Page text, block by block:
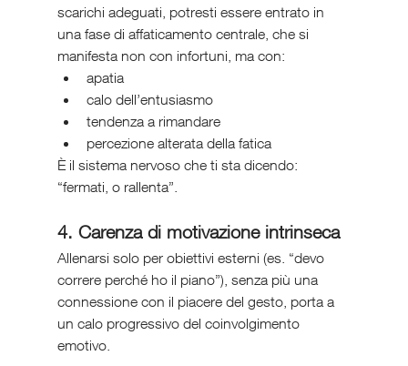
scarichi adeguati, potresti essere entrato in
una fase di affaticamento centrale, che si
manifesta non con infortuni, ma con:
apatia
calo dell’entusiasmo
tendenza a rimandare
percezione alterata della fatica
È il sistema nervoso che ti sta dicendo:
“fermati, o rallenta”.
4. Carenza di motivazione intrinseca
Allenarsi solo per obiettivi esterni (es. “devo
correre perché ho il piano”), senza più una
connessione con il piacere del gesto, porta a
un calo progressivo del coinvolgimento
emotivo.